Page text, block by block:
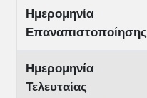
Ημερομηνία
Επαναπιστοποίησης
Ημερομηνία
Τελευταίας